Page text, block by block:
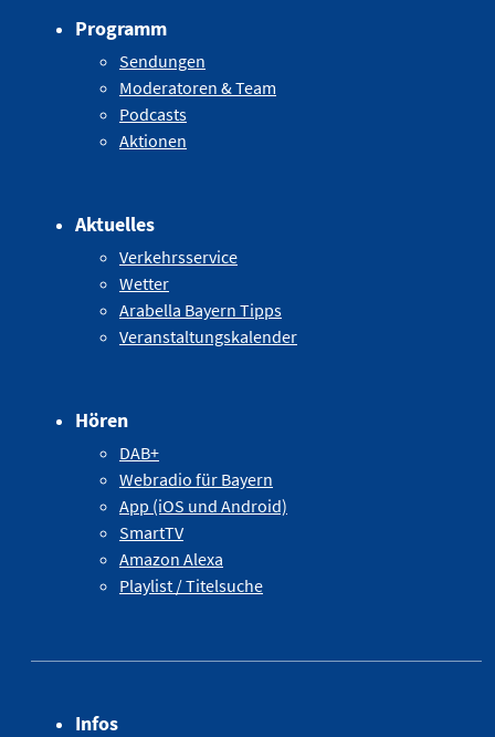
Programm
Sendungen
Moderatoren & Team
Podcasts
Aktionen
Aktuelles
Verkehrsservice
Wetter
Arabella Bayern Tipps
Veranstaltungskalender
Hören
DAB+
Webradio für Bayern
App (iOS und Android)
SmartTV
Amazon Alexa
Playlist / Titelsuche
Infos